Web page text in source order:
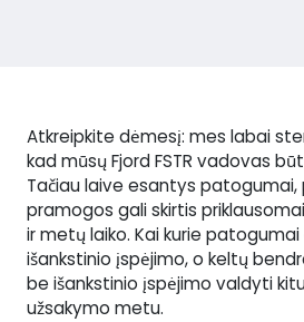
Atkreipkite dėmesį: mes labai
kad mūsų Fjord FSTR vadovas
Tačiau laive esantys patogumai,
pramogos gali skirtis
ir metų laiko. Kai kurie
išankstinio įspėjimo, o keltų
be išankstinio įspėjimo valdyti
užsakymo metu.